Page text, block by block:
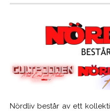
Nördliv består av ett